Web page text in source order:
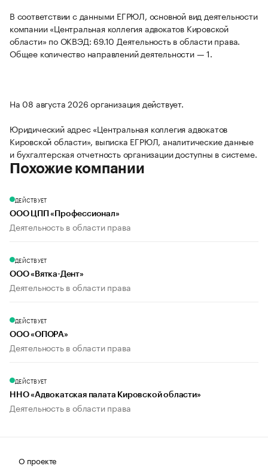
В соответствии с данными ЕГРЮЛ, основной вид деятельности
компании «Центральная коллегия адвокатов Кировской
области» по ОКВЭД: 69.10 Деятельность в области права.
Общее количество направлений деятельности — 1.
На 08 августа 2026 организация действует.
Юридический адрес «Центральная коллегия адвокатов
Кировской области», выписка ЕГРЮЛ, аналитические данные
и бухгалтерская отчетность организации доступны в системе.
Похожие компании
ДЕЙСТВУЕТ
ООО ЦПП «Профессионал»
Деятельность в области права
ДЕЙСТВУЕТ
ООО «Вятка-Дент»
Деятельность в области права
ДЕЙСТВУЕТ
ООО «ОПОРА»
Деятельность в области права
ДЕЙСТВУЕТ
ННО «Адвокатская палата Кировской области»
Деятельность в области права
О проекте